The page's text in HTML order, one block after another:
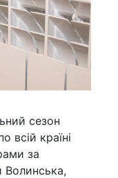
сезон
всій країні
за
Волинська,